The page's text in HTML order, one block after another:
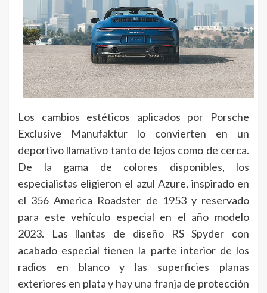
Los cambios estéticos aplicados por Porsche
Exclusive Manufaktur lo convierten en un
deportivo llamativo tanto de lejos como de cerca.
De la gama de colores disponibles, los
especialistas eligieron el azul Azure, inspirado en
el 356 America Roadster de 1953 y reservado
para este vehículo especial en el año modelo
2023. Las llantas de diseño RS Spyder con
acabado especial tienen la parte interior de los
radios en blanco y las superficies planas
exteriores en plata y hay una franja de protección